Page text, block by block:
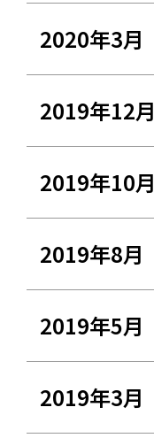
2020年3月
2019年12月
2019年10月
2019年8月
2019年5月
2019年3月